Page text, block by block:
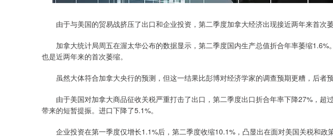
由于与美国的贸易战挤压了出口和企业投资，第二季度加拿大经济出现接近两年来首次萎
加拿大统计局周五在渥太华公布的数据显示，第二季度国内生产总值折合年率萎缩1.6%
也是近两年来的首次萎缩。
虽然大体符合加拿大央行的预测，但这一结果比彭博对经济学家的调查预期更糟，后者预
由于美国对加拿大商品征收关税严重打击了出口，第二季度出口折合年率下降27%，超
带来的短暂提振。进口下降了5.1%。
企业投资在第一季度仅增长1.1%后，第二季度收缩10.1%，凸显出在面对美国关税和政